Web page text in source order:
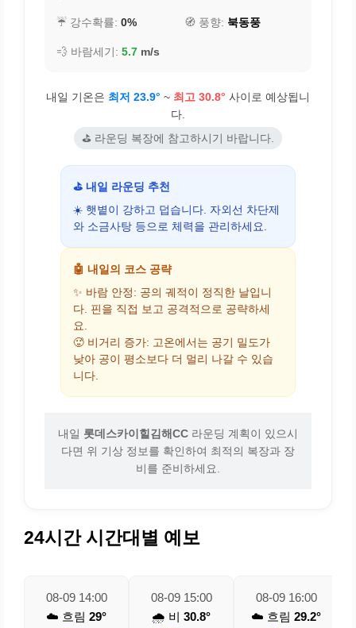
☔ 강수확률: 0% 🧭 풍향: 북동풍
💨 바람세기: 5.7 m/s
내일 기온은 최저 23.9° ~ 최고 30.8° 사이로 예상됩니
다.
⛳ 라운딩 복장에 참고하시기 바랍니다.
⛳ 내일 라운딩 추천
☀️ 햇볕이 강하고 덥습니다. 자외선 차단제
와 소금사탕 등으로 체력을 관리하세요.
🤖 내일의 코스 공략
✨ 바람 안정: 공의 궤적이 정직한 날입니
다. 핀을 직접 보고 공격적으로 공략하세
요.
🥵 비거리 증가: 고온에서는 공기 밀도가
낮아 공이 평소보다 더 멀리 나갈 수 있습
니다.
내일 롯데스카이힐김해CC 라운딩 계획이 있으시
다면 위 기상 정보를 확인하여 최적의 복장과 장
비를 준비하세요.
24시간 시간대별 예보
08-09 14:00
☁️ 흐림 29°
08-09 15:00
🌧️ 비 30.8°
08-09 16:00
☁️ 흐림 29.2°